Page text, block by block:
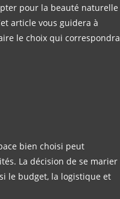
pour la beauté naturelle
article vous guidera à
le choix qui correspondra
bien choisi peut
La décision de se marier
le budget, la logistique et